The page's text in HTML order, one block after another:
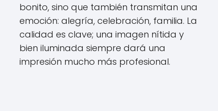
bonito, sino que también transmitan una
emoción: alegría, celebración, familia. La
calidad es clave; una imagen nítida y
bien iluminada siempre dará una
impresión mucho más profesional.